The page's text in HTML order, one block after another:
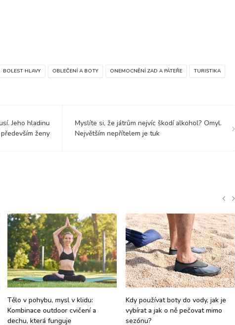
BOLEST HLAVY OBLEČENÍ A BOTY ONEMOCNĚNÍ ZAD A PÁTEŘE TURISTIKA
Jeho hladinu
ženy
Myslíte si, že játrům nejvíc škodí alkohol? Omyl.
Největším nepřítelem je tuk
Tělo v pohybu, mysl v klidu:
Kombinace outdoor cvičení a
dechu, která funguje
Kdy používat boty do vody, jak je
vybírat a jak o ně pečovat mimo
sezónu?